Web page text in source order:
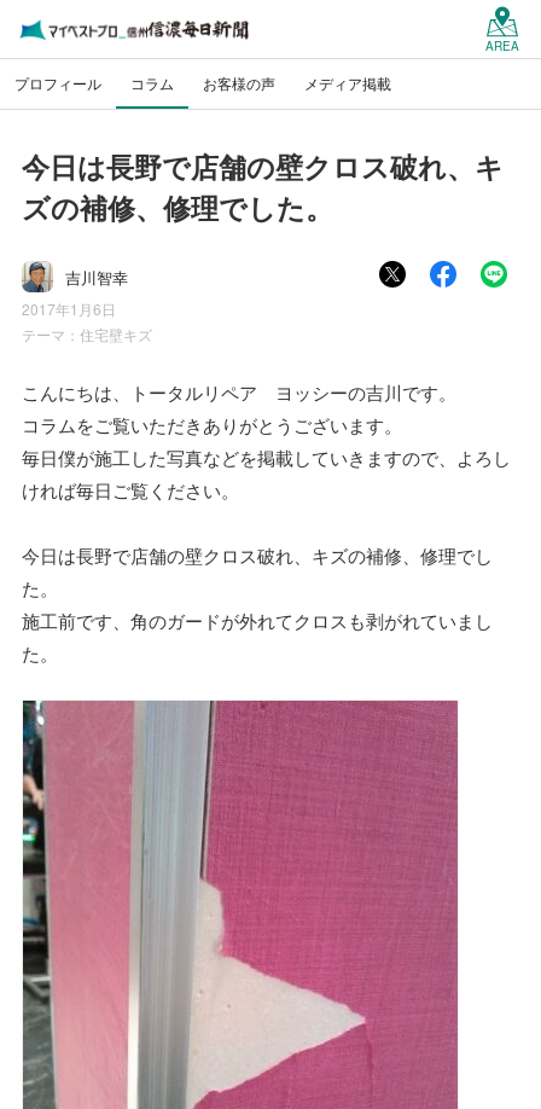
AREA
プロフィール コラム お客様の声 メディア掲載
今日は長野で店舗の壁クロス破れ、キ
ズの補修、修理でした。
吉川智幸
2017年1月6日
テーマ： 住宅壁キズ
こんにちは、トータルリペア ヨッシーの吉川です。
コラムをご覧いただきありがとうございます。
毎日僕が施工した写真などを掲載していきますので、よろし
ければ毎日ご覧ください。
今日は長野で店舗の壁クロス破れ、キズの補修、修理でし
た。
施工前です、角のガードが外れてクロスも剥がれていまし
た。